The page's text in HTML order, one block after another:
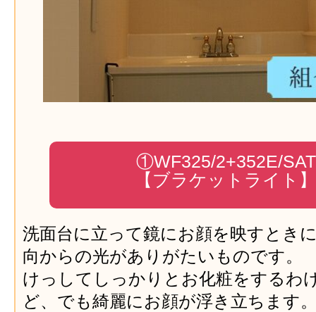
①WF325/2+352E/SAT
【ブラケットライト】
洗面台に立って鏡にお顔を映すとき
向からの光がありがたいものです。
けっしてしっかりとお化粧をするわ
ど、でも綺麗にお顔が浮き立ちます